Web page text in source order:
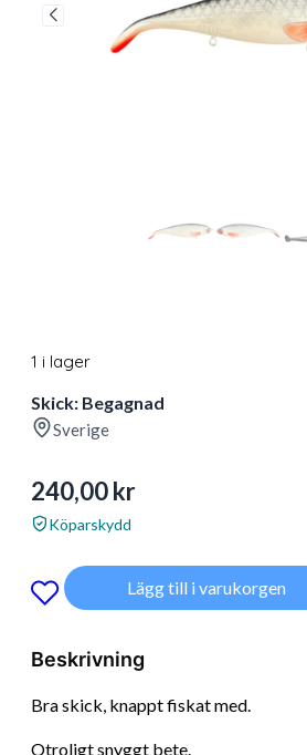
1 i lager
Skick: Begagnad
Sverige
240,00kr
Köparskydd
Lägg till i varukorgen
Beskrivning
Bra skick, knappt fiskat med.
Otroligt snyggt bete.